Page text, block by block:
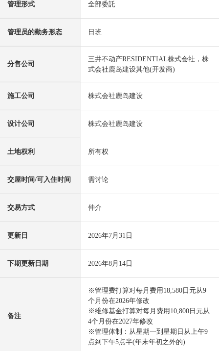
管理形式 全部委託
管理员的勤务形态 日班
分售公司
三井不动产RESIDENTIAL株式会社，株
式会社鹿岛建设其他(开发商)
施工公司 株式会社鹿岛建设
设计公司 株式会社鹿岛建设
土地权利 所有权
交屋时间/可入住时间 需讨论
交易方式 仲介
更新日 2026年7月31日
下期更新日期 2026年8月14日
备注
※管理费打算对每月费用18,580日元从9
个月份在2026年修改
※维修基金打算对每月费用10,800日元从
4个月份在2027年修改
※管理体制：从星期一到星期日从上午9
点到下午5点半(年末年初之外的)